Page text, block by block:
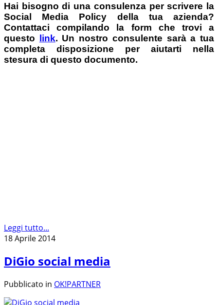
Hai bisogno di una consulenza per scrivere la
Social Media Policy della tua azienda?
Contattaci compilando la form che trovi a
questo link. Un nostro consulente sarà a tua
completa disposizione per aiutarti nella
stesura di questo documento.
Leggi tutto...
18 Aprile 2014
DiGio social media
Pubblicato in OK!PARTNER